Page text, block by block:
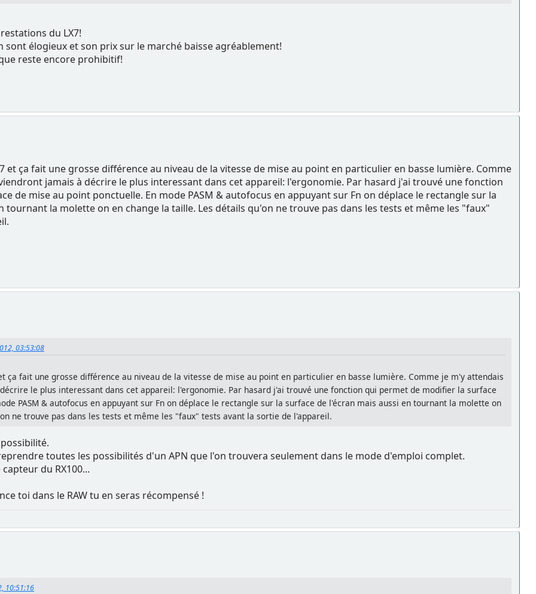
du LX7!
sont élogieux et son prix sur le marché baisse agréablement!
reste encore prohibitif!
et ça fait une grosse différence au niveau de la vitesse de mise au point en particulier en basse lumière. Comme
jamais à décrire le plus interessant dans cet appareil: l'ergonomie. Par hasard j'ai trouvé une fonction
de mise au point ponctuelle. En mode PASM & autofocus en appuyant sur Fn on déplace le rectangle sur la
tournant la molette on en change la taille. Les détails qu'on ne trouve pas dans les tests et même les "faux"
03:53:08
ça fait une grosse différence au niveau de la vitesse de mise au point en particulier en basse lumière. Comme je m'y attendais
le plus interessant dans cet appareil: l'ergonomie. Par hasard j'ai trouvé une fonction qui permet de modifier la surface
PASM & autofocus en appuyant sur Fn on déplace le rectangle sur la surface de l'écran mais aussi en tournant la molette on
ne trouve pas dans les tests et même les "faux" tests avant la sortie de l'appareil.
toutes les possibilités d'un APN que l'on trouvera seulement dans le mode d'emploi complet.
du RX100...
toi dans le RAW tu en seras récompensé !
10:51:16